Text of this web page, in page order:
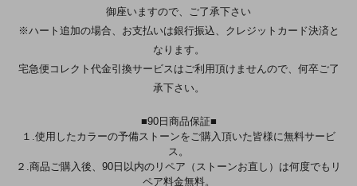
御座いますので、ご了承下さい
※ハート追加の場合、お支払いは銀行振込、クレジットカード決済と
なります。
宅急便コレクト代金引換サービスはご利用頂けませんので、何卒ご了
承下さい。
■90日商品保証■
１.使用したカラーの予備ストーンをご購入頂いた皆様に無料サービ
ス。
２.商品ご購入後、90日以内のリペア（ストーンお直し）は何度でもリ
ペア料金無料。